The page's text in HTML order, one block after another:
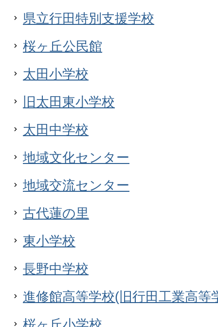
県立行田特別支援学校
桜ヶ丘公民館
太田小学校
旧太田東小学校
太田中学校
地域文化センター
地域交流センター
古代蓮の里
東小学校
長野中学校
進修館高等学校(旧行田工業高等